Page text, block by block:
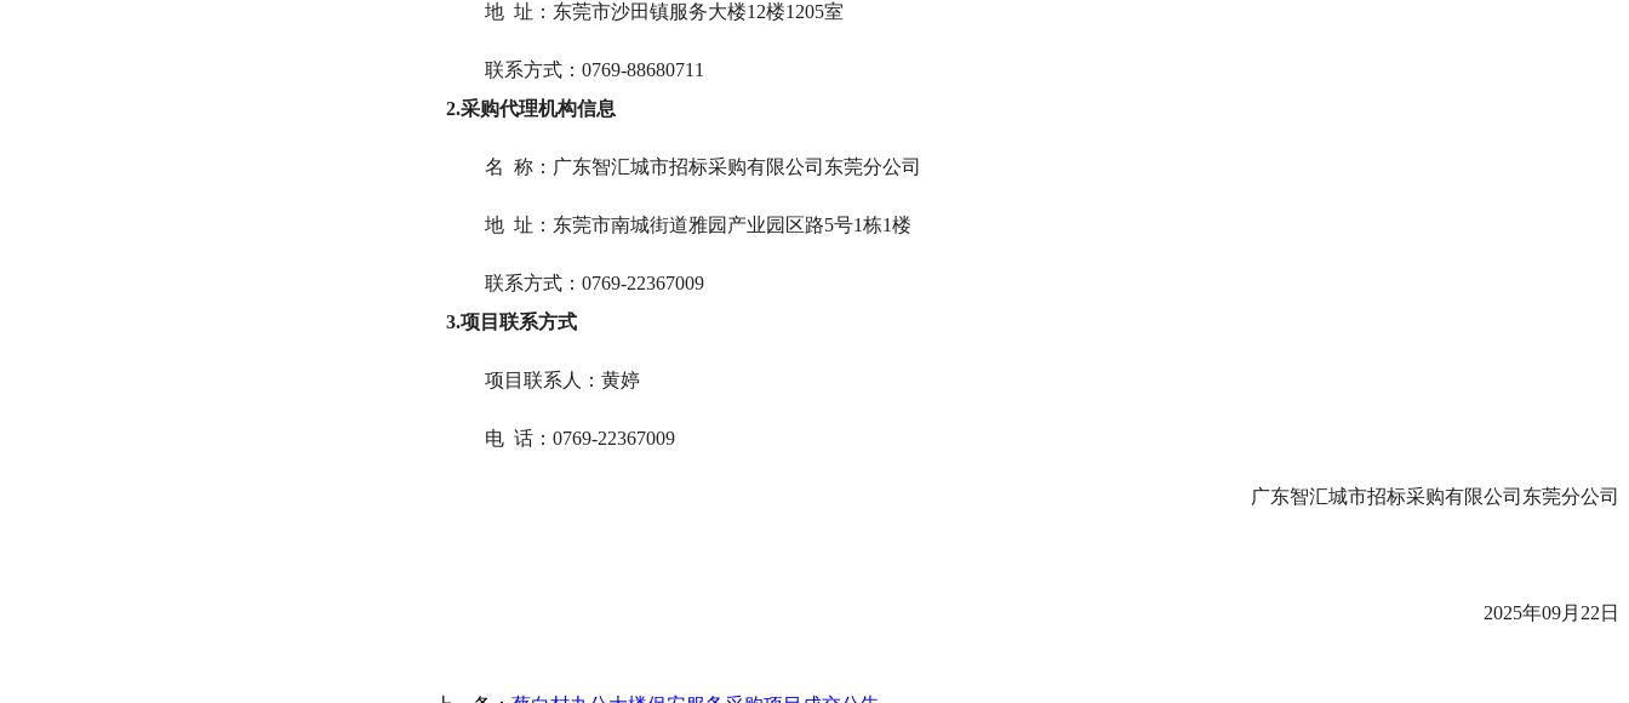
地 址： 东莞市沙田镇服务大楼12楼1205室
联系方式： 0769-88680711
2.采购代理机构信息
名 称： 广东智汇城市招标采购有限公司东莞分公司
地 址： 东莞市南城街道雅园产业园区路5号1栋1楼
联系方式： 0769-22367009
3.项目联系方式
项目联系人： 黄婷
电 话： 0769-22367009
广东智汇城市招标采购有限公司东莞分公司
2025年09月22日